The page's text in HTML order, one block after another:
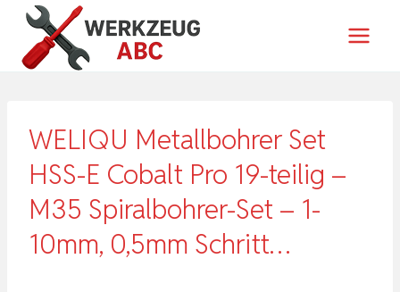
Zum
Inhalt
springen
WELIQU Metallbohrer Set
HSS-E Cobalt Pro 19-teilig –
M35 Spiralbohrer-Set – 1-
10mm, 0,5mm Schritt…